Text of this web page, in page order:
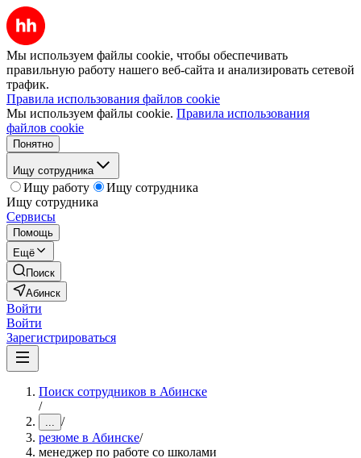
Мы используем файлы cookie, чтобы обеспечивать
правильную работу нашего веб-сайта и анализировать сетевой
трафик.
Правила использования файлов cookie
Мы используем файлы cookie. Правила использования
файлов cookie
Понятно
Ищу сотрудника
Ищу работу
Ищу сотрудника
Ищу сотрудника
Сервисы
Помощь
Ещё
Поиск
Абинск
Войти
Войти
Зарегистрироваться
Поиск сотрудников в Абинске
/
... /
резюме в Абинске/
менеджер по работе со школами